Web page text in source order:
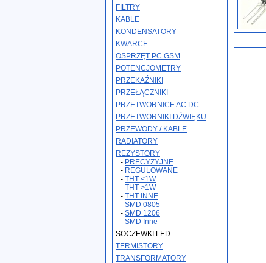
FILTRY
KABLE
KONDENSATORY
KWARCE
OSPRZĘT PC GSM
POTENCJOMETRY
PRZEKAŹNIKI
PRZEŁĄCZNIKI
PRZETWORNICE AC DC
PRZETWORNIKI DŹWIĘKU
PRZEWODY / KABLE
RADIATORY
REZYSTORY
- PRECYZYJNE
- REGULOWANE
- THT <1W
- THT >1W
- THT INNE
- SMD 0805
- SMD 1206
- SMD Inne
SOCZEWKI LED
TERMISTORY
TRANSFORMATORY